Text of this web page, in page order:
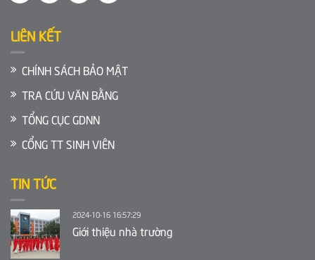
LIÊN KẾT
CHÍNH SÁCH BẢO MẬT
TRA CỨU VĂN BẰNG
TỔNG CỤC GDNN
CỔNG TT SINH VIÊN
TIN TỨC
2024-10-16 16:57:29
Giới thiệu nhà trường